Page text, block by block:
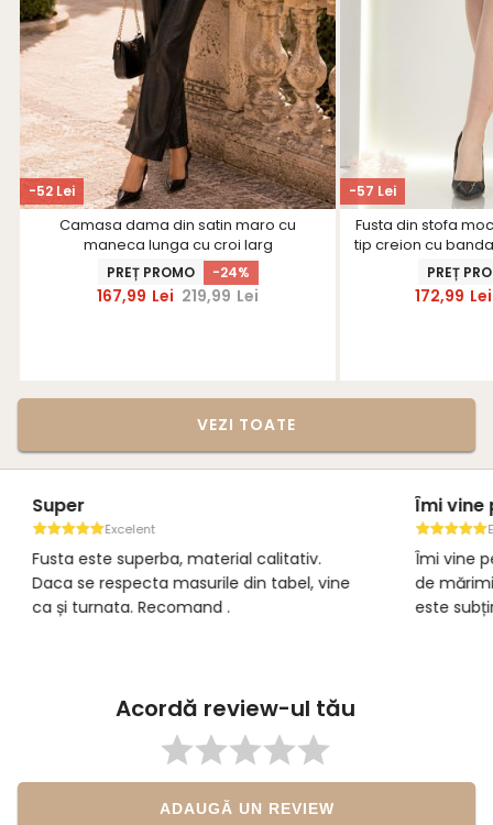
-52 Lei
Camasa dama din satin maro cu
maneca lunga cu croi larg
PREȚ PROMO -24%
167,99 Lei 219,99 Lei
-57 Lei
Fusta din stofa
tip creion cu
PREȚ
172,99 Lei
VEZI TOATE
Super
Excelent
Fusta este superba, material calitativ.
Daca se respecta masurile din tabel, vine
ca și turnata. Recomand .
Îmi vine
Îmi vine
de
este
Acordă review-ul tău
ADAUGĂ UN REVIEW